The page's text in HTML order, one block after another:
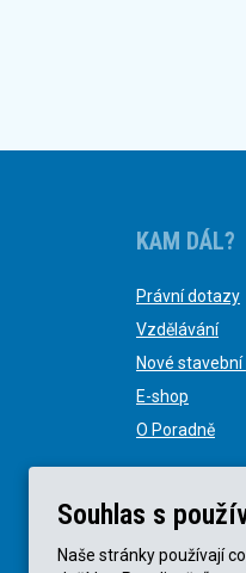
KAM DÁL?
Právní dotazy
Vzdělávání
Nové
E-shop
O Poradně
Souhlas s
Naše stránky používají